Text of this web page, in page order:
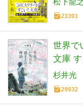
23391
世界で
文庫
杉井光
29932